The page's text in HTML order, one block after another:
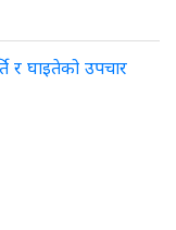
र घाइतेको उपचार